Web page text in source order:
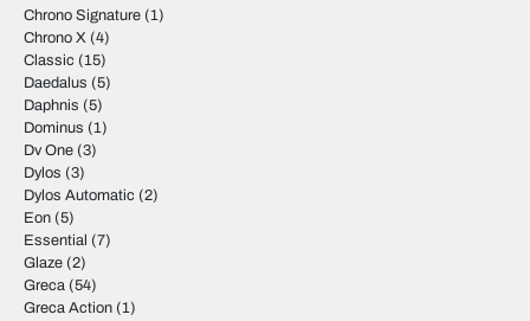
Chrono Signature (1)
Chrono X (4)
Classic (15)
Daedalus (5)
Daphnis (5)
Dominus (1)
Dv One (3)
Dylos (3)
Dylos Automatic (2)
Eon (5)
Essential (7)
Glaze (2)
Greca (54)
Greca Action (1)